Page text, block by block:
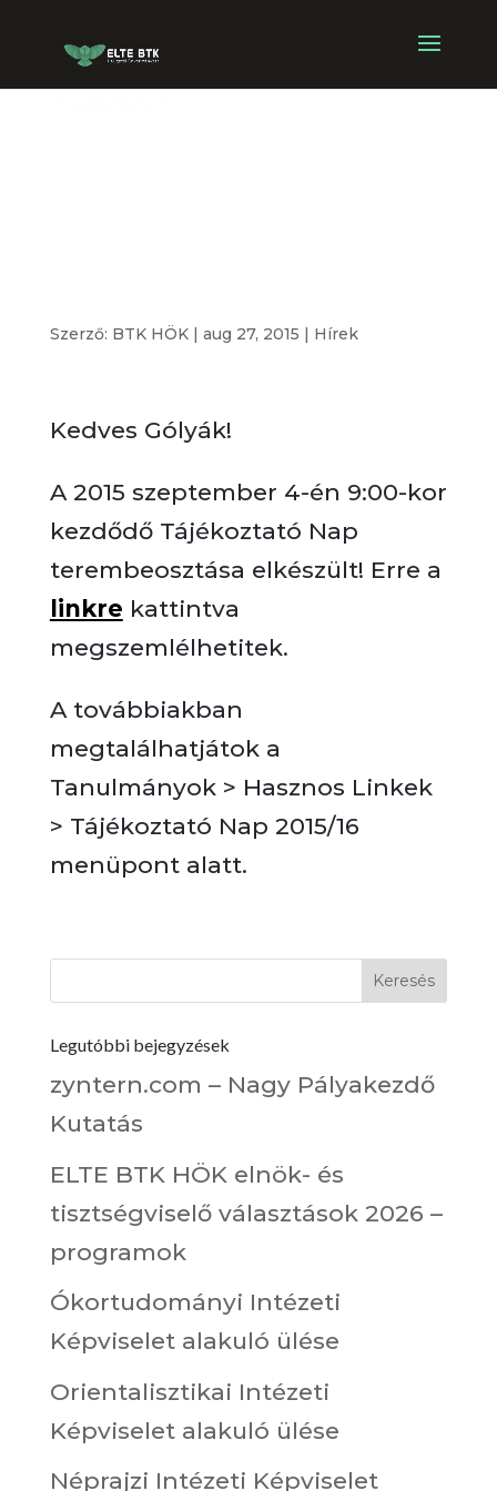
Szerző: BTK HÖK| aug 27, 2015 | Hírek
Kedves Gólyák!
A 2015 szeptember 4-én 9:00-kor
kezdődő Tájékoztató Nap
terembeosztása elkészült! Erre a
linkre kattintva
megszemlélhetitek.
A továbbiakban
megtalálhatjátok a
Tanulmányok > Hasznos Linkek
> Tájékoztató Nap 2015/16
menüpont alatt.
Legutóbbi bejegyzések
zyntern.com – Nagy Pályakezdő
Kutatás
ELTE BTK HÖK elnök- és
tisztségviselő választások 2026 –
programok
Ókortudományi Intézeti
Képviselet alakuló ülése
Orientalisztikai Intézeti
Képviselet alakuló ülése
Néprajzi Intézeti Képviselet